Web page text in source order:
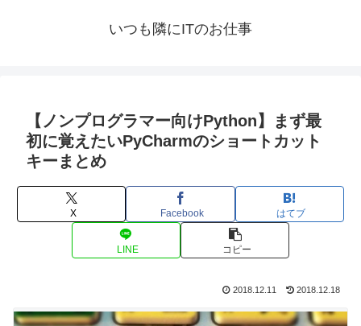
いつも隣にITのお仕事
【ノンプログラマー向けPython】まず最
初に覚えたいPyCharmのショートカット
キーまとめ
X Facebook はてブ
LINE コピー
2018.12.11 2018.12.18